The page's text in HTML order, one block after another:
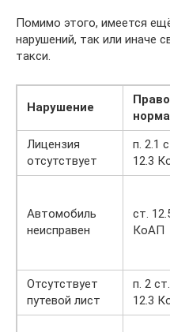
Помимо этого, имеется
нарушений, так или иначе
такси.
Нарушение
норма
Лицензия
отсутствует
п. 2.1
12.3
Автомобиль
неисправен
ст.
КоАП
Отсутствует
путевой лист
п. 2 ст.
12.3